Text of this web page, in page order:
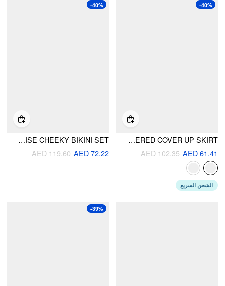
-40%
U-NECKLINE RUFFLE HEM BRACELET BIKINI SET & LAYERED COVER UP SKIRT
AED 61.41
AED 102.35
الشحن السريع
-40%
SWEETHEART FRUIT GRAPHIC BRODERIE ANGLAISE BOWKNOT UNDERWIRE LOW RISE CHEEKY BIKINI SET
AED 72.22
AED 119.60
-39%